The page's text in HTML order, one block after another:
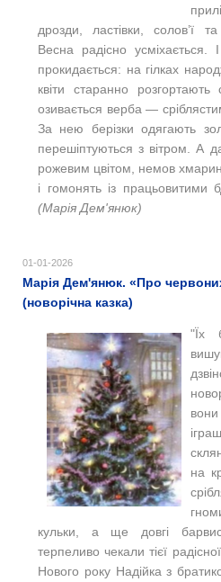
дрозди, ластівки, солов’ї
Весна радісно усміхається.
прокидається: на гілках
квіти старанно
озивається верба —
За нею берізки одягають
перешіптуються з вітром. А
рожевим цвітом, немов
і гомонять із
(Марія Дем'янюк)
01-01-2026
Марія Дем'янюк. «Про
(новорічна казка)
"Їх
на
кульки, а ще довгі
терпеливо чекали тієї
Нового року Надійка з